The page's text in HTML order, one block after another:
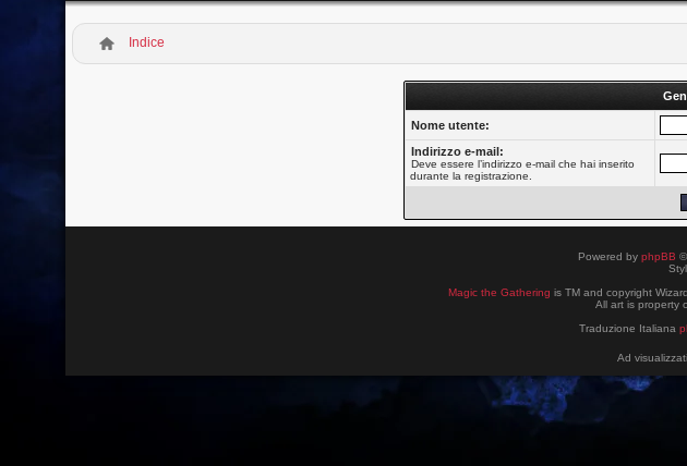
Indice
Nome utente:
Indirizzo e-mail:
Deve essere l’indirizzo e-mail che hai inserito
durante la registrazione.
Powered by phpBB
Magic the Gathering is TM and copyright
All art is property
Traduzione Italiana
Ad